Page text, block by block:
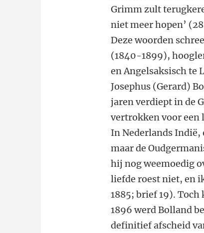
Grimm zult
niet meer hopen’
Deze woorden
(1840-1899),
en Angelsaksisch te
Josephus (Gerard)
jaren verdiept in de
vertrokken voor een
In Nederlands
maar de
hij nog weemoedig
liefde roest niet, en
1885; brief 19).
1896 werd Bolland
definitief afscheid